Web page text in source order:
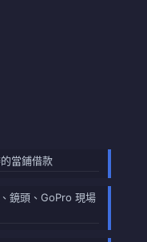
當鋪借款
鏡頭、GoPro 現場